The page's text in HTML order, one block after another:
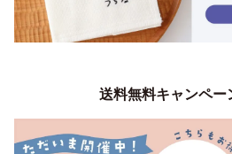
送料無料キャンペー